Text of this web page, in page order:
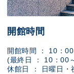
開館時間
開館時間 ： 10：
(最終日 ： 10：00
休館日 ： 日曜日・